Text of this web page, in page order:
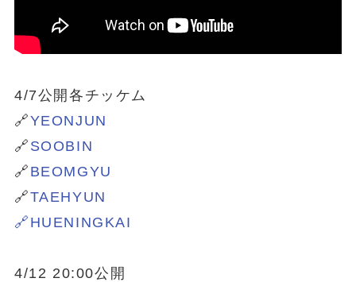
4/7公開各チッケム
🔗YEONJUN
🔗 SOOBIN
🔗 BEOMGYU
🔗TAEHYUN
🔗HUENINGKAI
4/12 20:00公開